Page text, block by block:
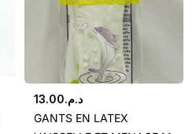
د.م.13.00
GANTS EN LATEX